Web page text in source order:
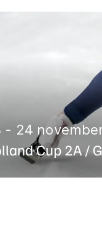
- 24
Cup 2A /